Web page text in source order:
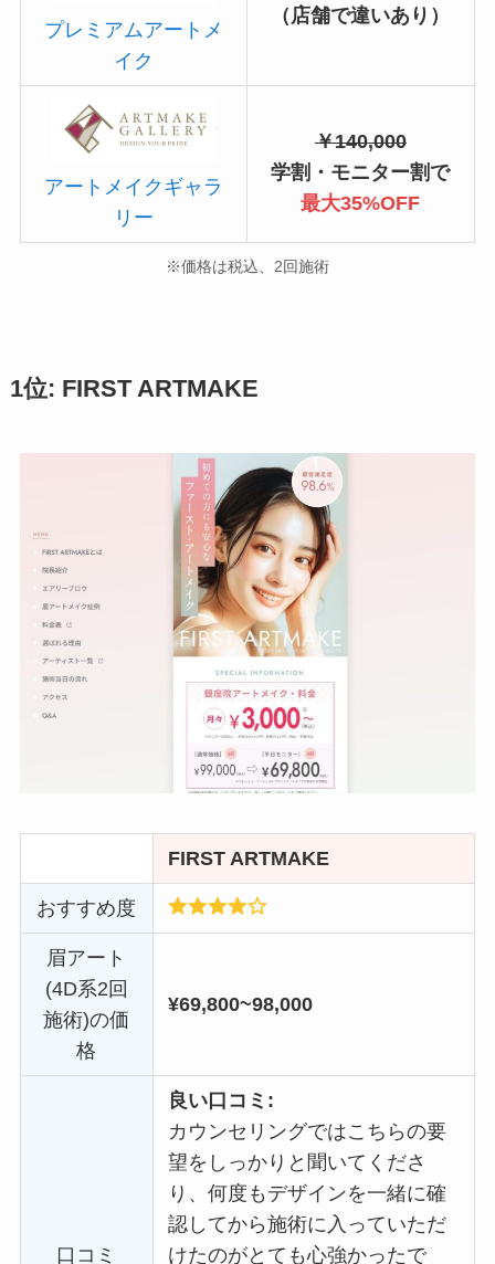
プレミアムアートメ
イク
（店舗で違いあり）
アートメイクギャラ
リー
￥140,000
学割・モニター割で
最大35%OFF
※価格は税込、2回施術
1位: FIRST ARTMAKE
FIRST ARTMAKE
おすすめ度
眉アート
(4D系2回
施術)の価
格
¥69,800~98,000
口コミ
良い口コミ:
カウンセリングではこちらの要
望をしっかりと聞いてくださ
り、何度もデザインを一緒に確
認してから施術に入っていただ
けたのがとても心強かったで